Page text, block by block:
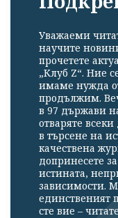
Уважаеми
научите
прочетете
„Клуб Z“. Ние
имаме нужда
продължим.
в 97 държави
отваряте
в търсене на
качествена
допринесете
истината,
зависимости.
единственият
сте вие –